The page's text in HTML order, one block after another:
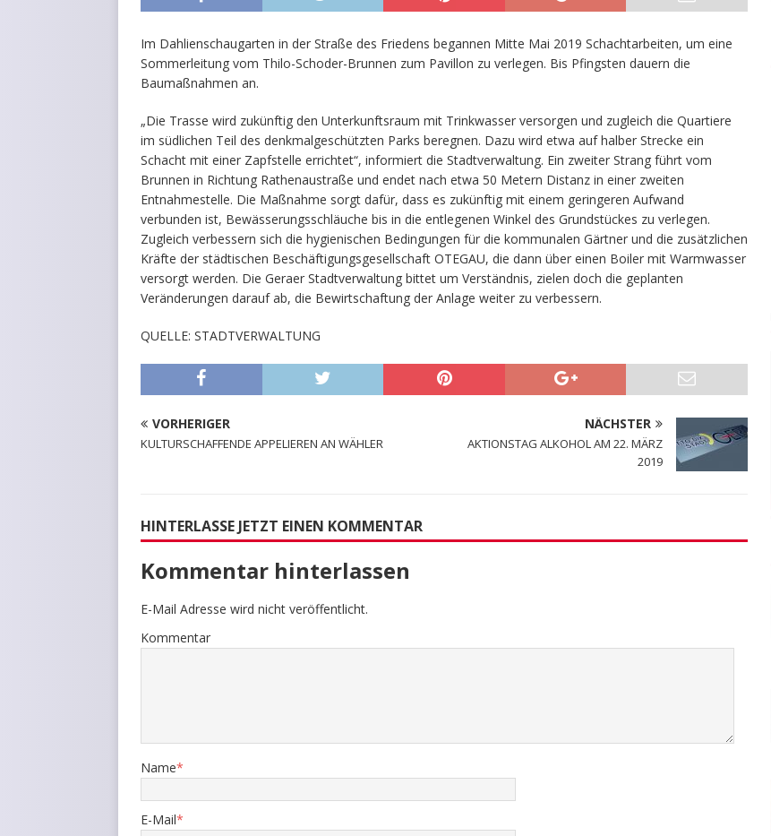
Im Dahlienschaugarten in der Straße des Friedens begannen Mitte Mai 2019 Schachtarbeiten, um eine
Sommerleitung vom Thilo-Schoder-Brunnen zum Pavillon zu verlegen. Bis Pfingsten dauern die
Baumaßnahmen an.
„Die Trasse wird zukünftig den Unterkunftsraum mit Trinkwasser versorgen und zugleich die Quartiere
im südlichen Teil des denkmalgeschützten Parks beregnen. Dazu wird etwa auf halber Strecke ein
Schacht mit einer Zapfstelle errichtet“, informiert die Stadtverwaltung. Ein zweiter Strang führt vom
Brunnen in Richtung Rathenaustraße und endet nach etwa 50 Metern Distanz in einer zweiten
Entnahmestelle. Die Maßnahme sorgt dafür, dass es zukünftig mit einem geringeren Aufwand
verbunden ist, Bewässerungsschläuche bis in die entlegenen Winkel des Grundstückes zu verlegen.
Zugleich verbessern sich die hygienischen Bedingungen für die kommunalen Gärtner und die zusätzlichen
Kräfte der städtischen Beschäftigungsgesellschaft OTEGAU, die dann über einen Boiler mit Warmwasser
versorgt werden. Die Geraer Stadtverwaltung bittet um Verständnis, zielen doch die geplanten
Veränderungen darauf ab, die Bewirtschaftung der Anlage weiter zu verbessern.
QUELLE: STADTVERWALTUNG
VORHERIGER
KULTURSCHAFFENDE APPELIEREN AN WÄHLER
NÄCHSTER
AKTIONSTAG ALKOHOL AM 22. MÄRZ
2019
HINTERLASSE JETZT EINEN KOMMENTAR
Kommentar hinterlassen
E-Mail Adresse wird nicht veröffentlicht.
Kommentar
Name*
E-Mail*